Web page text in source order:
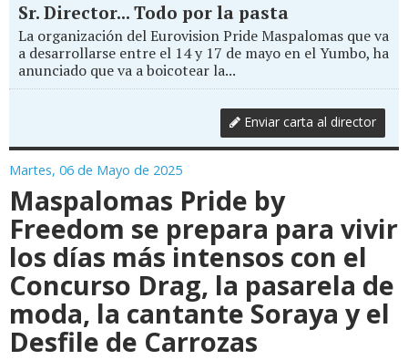
Sr. Director... Todo por la pasta
La organización del Eurovision Pride Maspalomas que va
a desarrollarse entre el 14 y 17 de mayo en el Yumbo, ha
anunciado que va a boicotear la...
Enviar carta al director
Martes, 06 de Mayo de 2025
Maspalomas Pride by
Freedom se prepara para vivir
los días más intensos con el
Concurso Drag, la pasarela de
moda, la cantante Soraya y el
Desfile de Carrozas